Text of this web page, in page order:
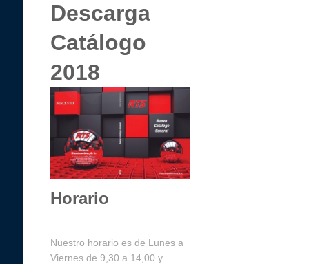
Descarga
Catálogo
2018
Horario
Nuestro horario es de Lunes a
Viernes de 9,30 a 14,00 y